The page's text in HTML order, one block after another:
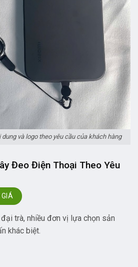
và logo theo yêu cầu của khách hàng
Đeo Điện Thoại Theo Yêu
GIÁ
trà, nhiều đơn vị lựa chọn sản
khác biệt.